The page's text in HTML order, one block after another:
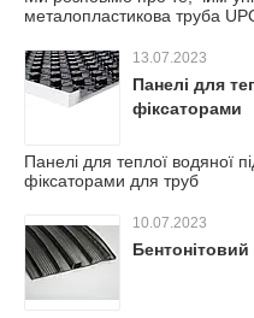
металопластикова труба
13.07.2023
Панелі для
фіксаторами
Панелі для теплої водяної
фіксаторами для труб
10.07.2023